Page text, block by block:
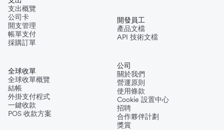
支出概覽
公司卡
開支管理
帳單支付
採購訂單
全球收單
全球收單概覽
結帳
外掛支付程式
一鍵收款
POS 收款方案
開發員工
產品文檔
API 技術文檔
公司
關於我們
營運原則
使用條款
Cookie 設置中心
招聘
合作夥伴計劃
獎賞